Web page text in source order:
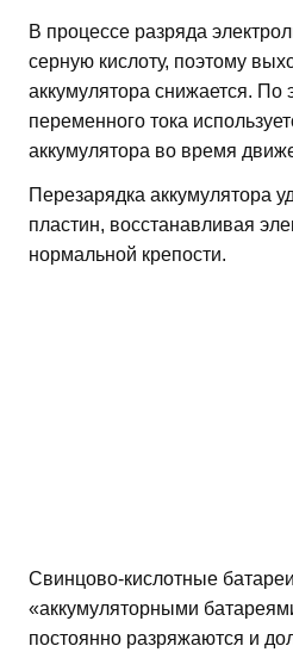
В процессе разряда
серную кислоту, поэтому
аккумулятора снижается. По
переменного тока
аккумулятора во время
Перезарядка аккумулятора
пластин, восстанавливая
нормальной крепости.
Свинцово-кислотные
«аккумуляторными
постоянно разряжаются и